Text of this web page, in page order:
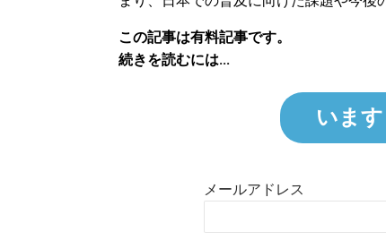
この記事は有料記事です。
続きを読むには...
いま
メールアドレス